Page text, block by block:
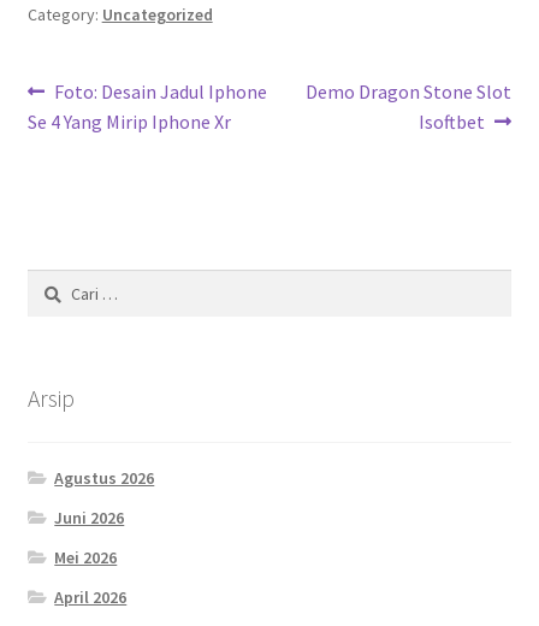
Category: Uncategorized
Navigasi
pos
Previous
post:
Foto: Desain Jadul Iphone
Se 4 Yang Mirip Iphone Xr
Next
Demo Dragon Stone Slot
Isoftbet
Cari
untuk:
Arsip
Agustus 2026
Juni 2026
Mei 2026
April 2026